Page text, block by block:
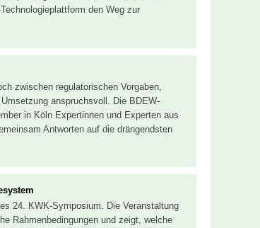
den Weg zur
zwischen regulatorischen Vorgaben,
anspruchsvoll. Die BDEW-
in Köln Expertinnen und Experten aus
Antworten auf die drängendsten
24. KWK-Symposium. Die Veranstaltung
Rahmenbedingungen und zeigt, welche